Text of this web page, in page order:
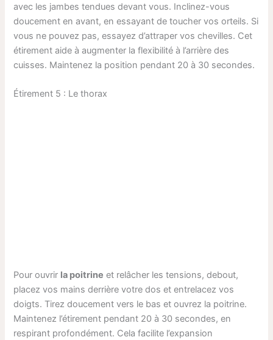
avec les jambes tendues devant vous. Inclinez-vous
doucement en avant, en essayant de toucher vos orteils. Si
vous ne pouvez pas, essayez d’attraper vos chevilles. Cet
étirement aide à augmenter la flexibilité à l’arrière des
cuisses. Maintenez la position pendant 20 à 30 secondes.
Étirement 5 : Le thorax
Pour ouvrir la poitrine et relâcher les tensions, debout,
placez vos mains derrière votre dos et entrelacez vos
doigts. Tirez doucement vers le bas et ouvrez la poitrine.
Maintenez l’étirement pendant 20 à 30 secondes, en
respirant profondément. Cela facilite l’expansion